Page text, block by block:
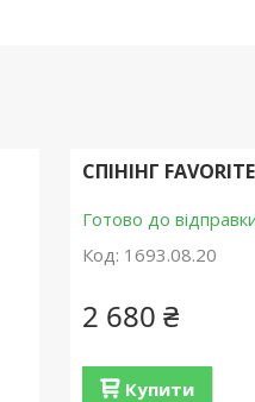
СПІНІНГ
Готово до
Код: 1693.08.20
2 680 ₴
Купити